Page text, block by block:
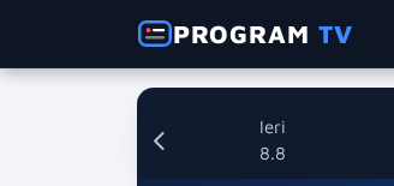
PROGRAMTV
Ieri
8.8